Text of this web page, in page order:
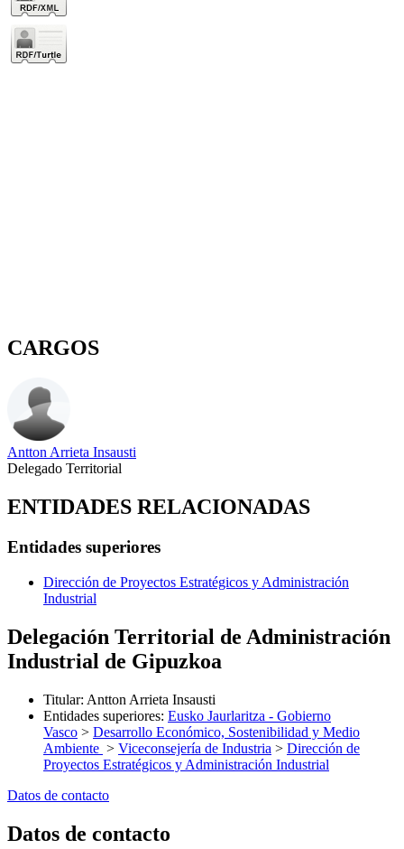
CARGOS
Antton Arrieta Insausti
Delegado Territorial
ENTIDADES RELACIONADAS
Entidades superiores
Dirección de Proyectos Estratégicos y Administración
Industrial
Delegación Territorial de Administración
Industrial de Gipuzkoa
Titular: Antton Arrieta Insausti
Entidades superiores: Eusko Jaurlaritza - Gobierno
Vasco > Desarrollo Económico, Sostenibilidad y Medio
Ambiente > Viceconsejería de Industria > Dirección de
Proyectos Estratégicos y Administración Industrial
Datos de contacto
Datos de contacto